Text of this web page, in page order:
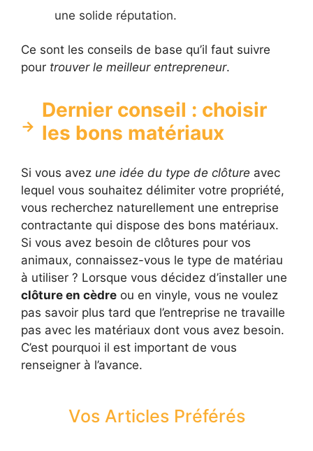
une solide réputation.
Ce sont les conseils de base qu’il faut suivre
pour trouver le meilleur entrepreneur.
Dernier conseil : choisir
les bons matériaux
Si vous avez une idée du type de clôture avec
lequel vous souhaitez délimiter votre propriété,
vous recherchez naturellement une entreprise
contractante qui dispose des bons matériaux.
Si vous avez besoin de clôtures pour vos
animaux, connaissez-vous le type de matériau
à utiliser ? Lorsque vous décidez d’installer une
clôture en cèdre ou en vinyle, vous ne voulez
pas savoir plus tard que l’entreprise ne travaille
pas avec les matériaux dont vous avez besoin.
C’est pourquoi il est important de vous
renseigner à l’avance.
Vos Articles Préférés